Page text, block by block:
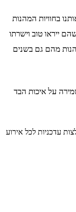
בחוויות המהנות
ייראו טוב וישרתו
מהם גם בשנים
עדכניות לכל אירוע